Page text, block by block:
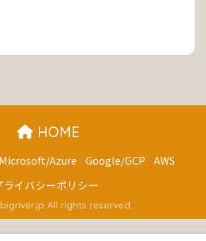
HOME
Microsoft/Azure Google/GCP
AWS
ライバシーポリシー
All rights reserved.